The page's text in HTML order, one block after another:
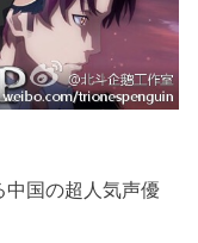
中国の超人気声優